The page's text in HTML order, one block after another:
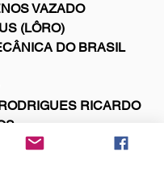
VAZADO
(LÔRO)
DO BRASIL
RICARDO